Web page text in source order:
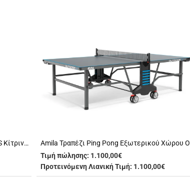
Amila Βατραχοπέδιλα Κοντά Salvas F5 S Κίτρινο 42-43 (52614)
Τιμή πώλησης: 1.100,00€
Προτεινόμενη Λιανική Τιμή: 1.100,00€